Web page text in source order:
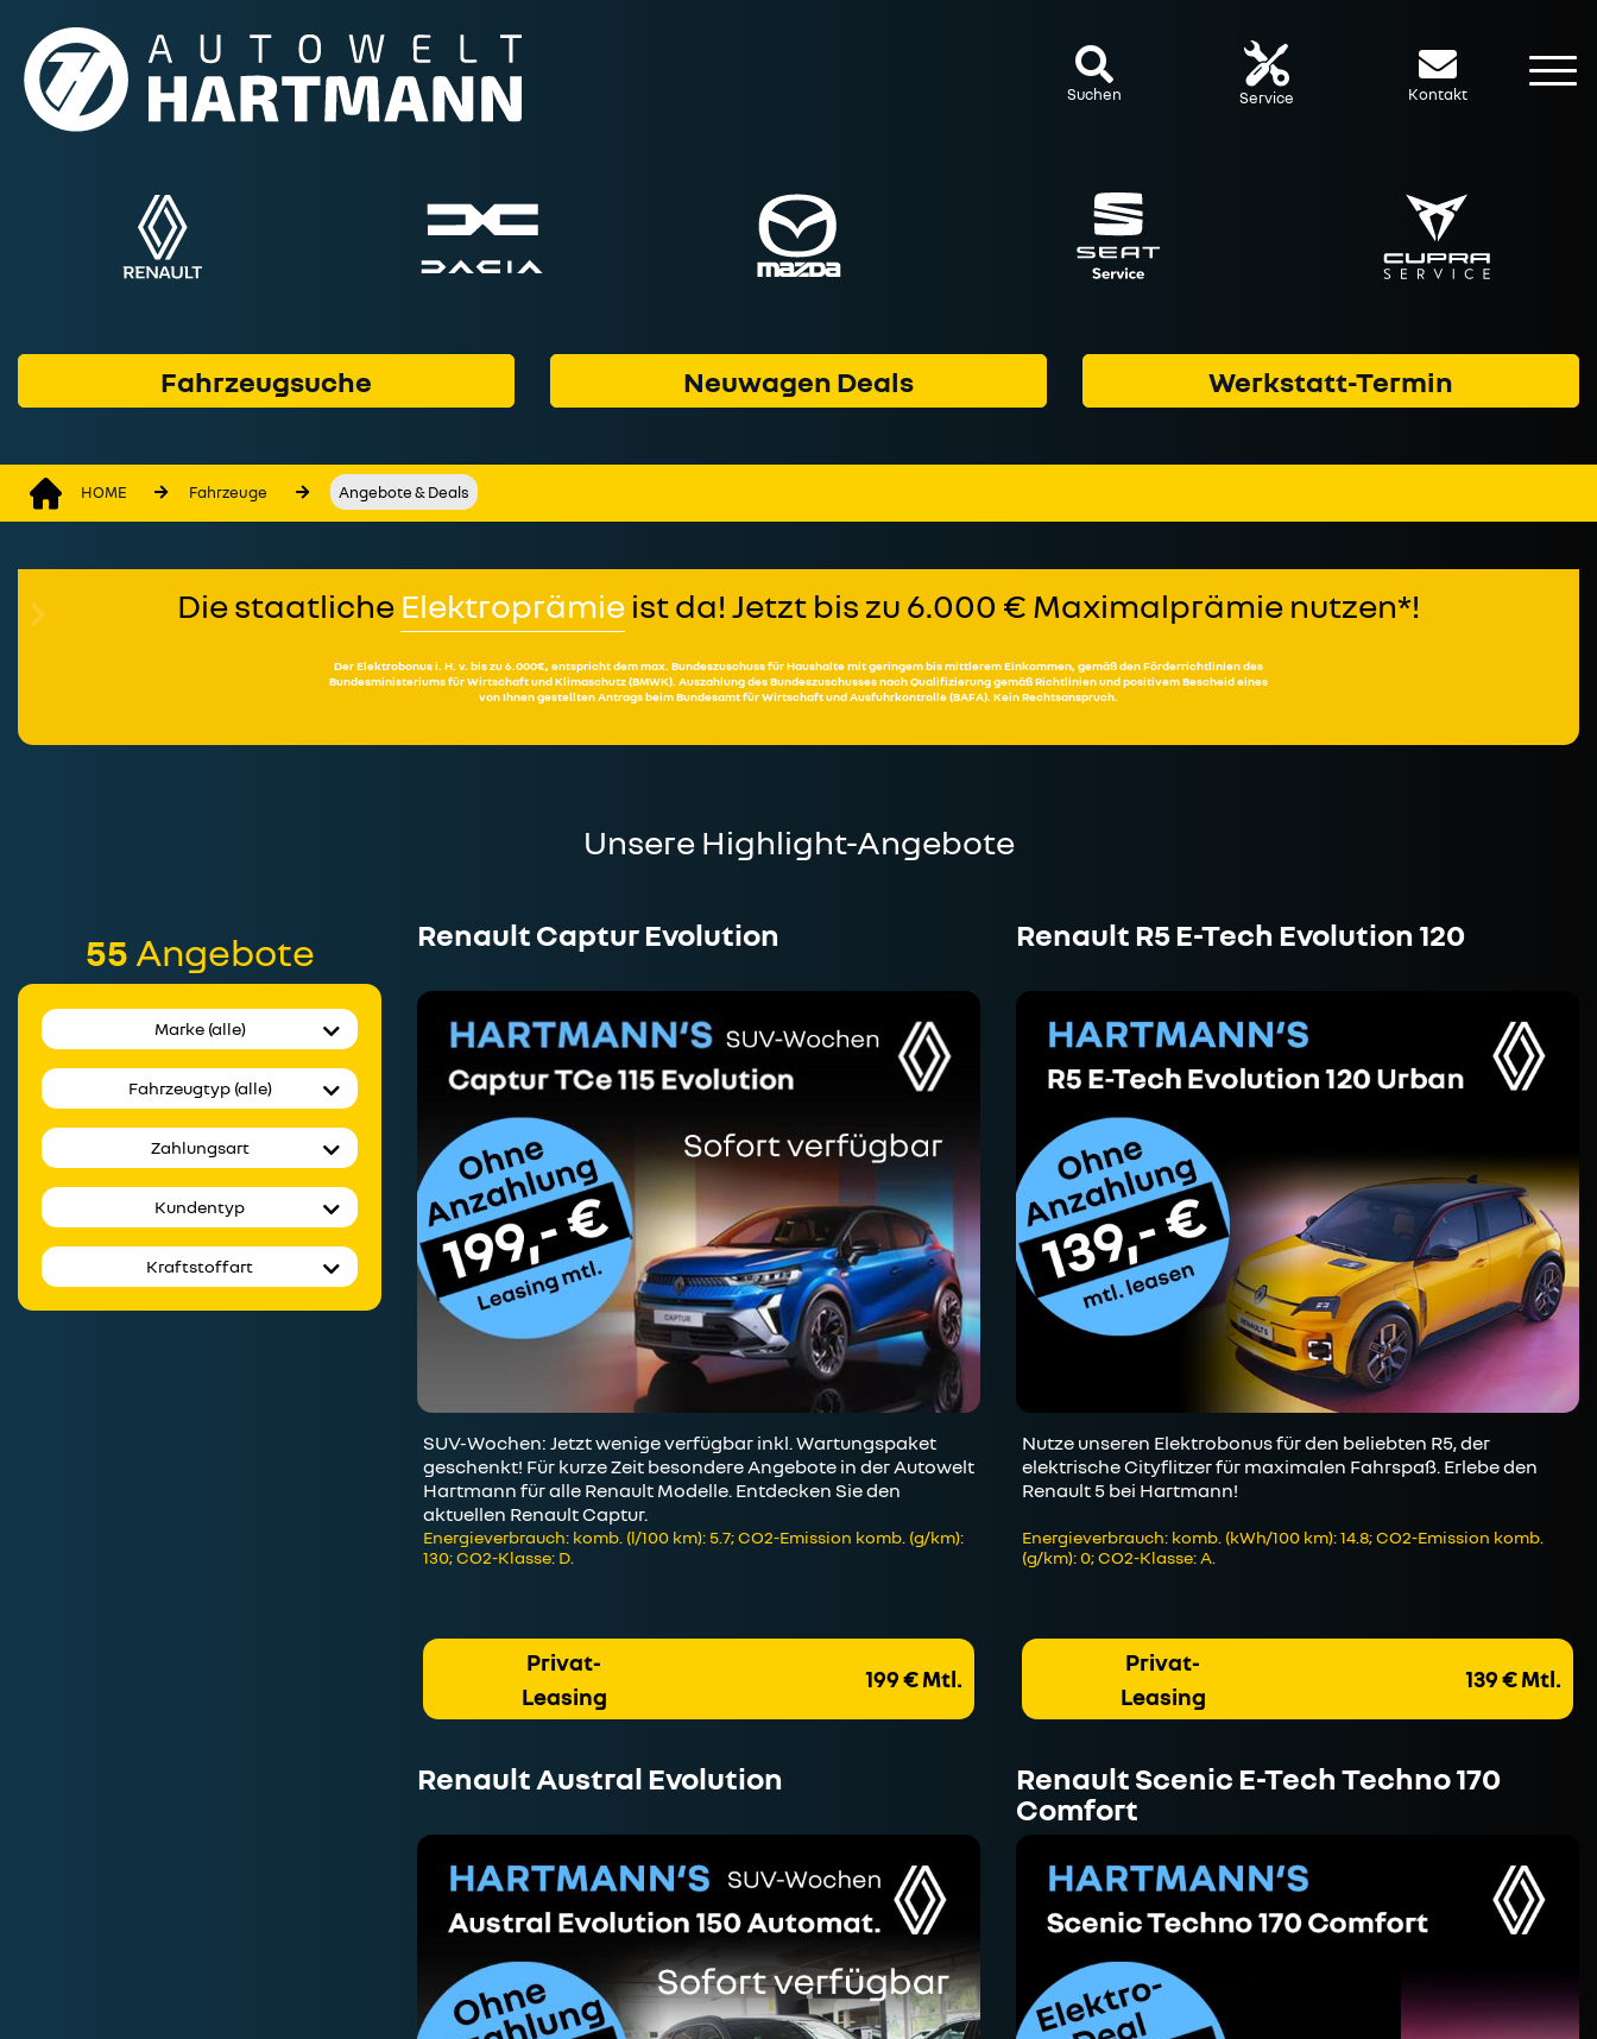
Suchen Service Kontakt
Fahrzeugsuche Neuwagen Deals Werkstatt-Termin
HOME Fahrzeuge Angebote & Deals
Fahrzeuge
Marken & Modelle
Geschäftskunden
Finanzprodukte
Die staatliche Elektroprämie ist da! Jetzt bis zu 6.000 € Maximalprämie nutzen*!
Der Elektrobonus i. H. v. bis zu 6.000€, entspricht dem max. Bundeszuschuss für Haushalte mit geringem bis mittlerem Einkommen, gemäß den Förderrichtlinien des
Bundesministeriums für Wirtschaft und Klimaschutz (BMWK). Auszahlung des Bundeszuschusses nach Qualifizierung gemäß Richtlinien und positivem Bescheid eines
von Ihnen gestellten Antrags beim Bundesamt für Wirtschaft und Ausfuhrkontrolle (BAFA). Kein Rechtsanspruch.
Unsere Highlight-Angebote
55 Angebote
Marke (alle)
Fahrzeugtyp (alle)
Zahlungsart
Kundentyp
Kraftstoffart
Renault Captur Evolution
SUV-Wochen: Jetzt wenige verfügbar inkl. Wartungspaket
geschenkt! Für kurze Zeit besondere Angebote in der Autowelt
Hartmann für alle Renault Modelle. Entdecken Sie den
aktuellen Renault Captur.
Energieverbrauch: komb. (l/100 km): 5.7; CO2-Emission komb. (g/km):
130; CO2-Klasse: D.
Privat-
Leasing
199 € Mtl.
Renault R5 E-Tech Evolution 120
Nutze unseren Elektrobonus für den beliebten R5, der
elektrische Cityflitzer für maximalen Fahrspaß. Erlebe den
Renault 5 bei Hartmann!
Energieverbrauch: komb. (kWh/100 km): 14.8; CO2-Emission komb.
(g/km): 0; CO2-Klasse: A.
Privat-
Leasing
139 € Mtl.
Renault Austral Evolution
Renault Scenic E-Tech Techno 170
Comfort